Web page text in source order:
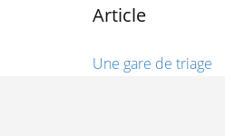
Article
Une gare de triage